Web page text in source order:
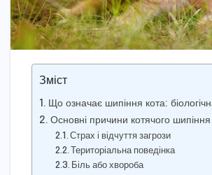
Зміст
Що означає шипіння кота:
Основні причини котячого шипіння
Страх і відчуття загрози
Територіальна поведінка
Біль або хвороба